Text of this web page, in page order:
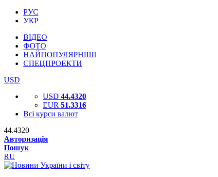
РУС
УКР
ВІДЕО
ФОТО
НАЙПОПУЛЯРНІШІ
СПЕЦПРОЕКТИ
USD
USD 44.4320
EUR 51.3316
Всі курси валют
44.4320
Авторизація
Пошук
RU